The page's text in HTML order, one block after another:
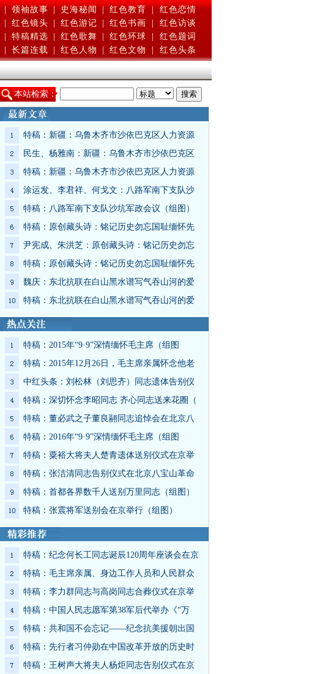
| 领袖故事 | 史海秘闻 | 红色教育 |
红色恋情
红色镜头 红色游记 红色书画
红色访谈
特稿精选 红色歌舞 红色环球
红色题词
长篇连载 红色人物 红色文物 红色头条
本站检索：
特稿：新疆：乌鲁木齐市沙依巴克区人力资源
民生、杨雅南：新疆：乌鲁木齐市沙依巴克区
特稿：新疆：乌鲁木齐市沙依巴克区人力资源
涂运发、李君祥、何戈文：八路军南下支队沙
特稿：八路军南下支队沙坑军政会议（组图）
特稿：原创藏头诗：铭记历史勿忘国耻缅怀先
尹宪成、朱洪芝：原创藏头诗：铭记历史勿忘
特稿：原创藏头诗：铭记历史勿忘国耻缅怀先
魏庆：东北抗联在白山黑水谱写气吞山河的爱
特稿：东北抗联在白山黑水谱写气吞山河的爱
特稿：2015年“9·9”深情缅怀毛主席（组图
特稿：2015年12月26日，毛主席亲属怀念他老
中红头条：刘松林（刘思齐）同志遗体告别仪
特稿：深切怀念李昭同志 齐心同志送来花圈（
特稿：董必武之子董良翮同志追悼会在北京八
特稿：2016年“9·9”深情缅怀毛主席（组图
特稿：粟裕大将夫人楚青遗体送别仪式在京举
特稿：张洁清同志告别仪式在北京八宝山革命
特稿：首都各界数千人送别万里同志（组图）
特稿：张震将军送别会在京举行（组图）
特稿：纪念何长工同志诞辰120周年座谈会在京
特稿：毛主席亲属、身边工作人员和人民群众
特稿：李力群同志与高岗同志合葬仪式在京举
特稿：中国人民志愿军第38军后代举办《“万
特稿：共和国不会忘记——纪念抗美援朝出国
特稿：先行者习仲勋在中国改革开放的历史时
特稿：王树声大将夫人杨炬同志告别仪式在京